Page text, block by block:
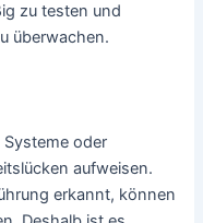
zu testen und
überwachen.
oder
aufweisen.
erkannt, können